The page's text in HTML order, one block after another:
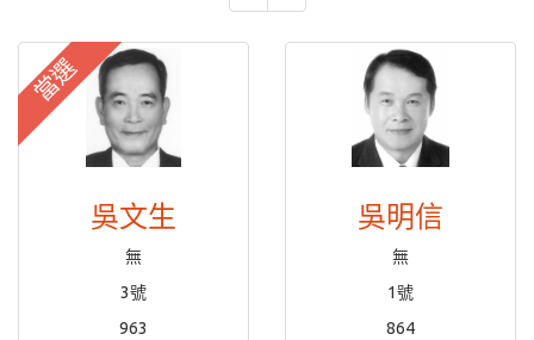
當選
吳文生
無
3號
963
吳明信
無
1號
864